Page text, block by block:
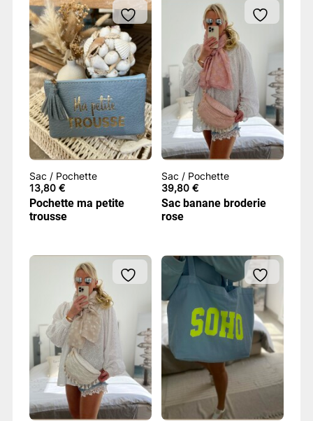
Sac / Pochette
13,80 €
Pochette ma petite
trousse
Sac / Pochette
39,80€
Sac banane broderie
rose